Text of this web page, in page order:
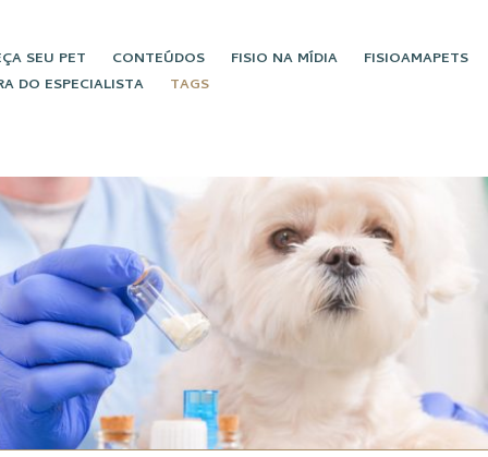
SEU PET CONTEÚDOS FISIO NA MÍDIA
FISIOAMAPETS
DO ESPECIALISTA
TAGS